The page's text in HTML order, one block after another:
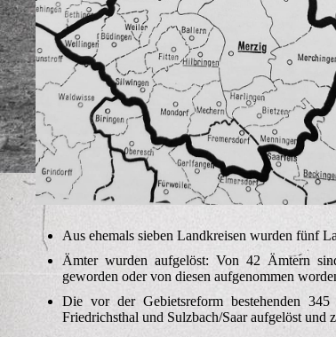
Aus ehemals sieben Landkreisen wurden fünf
Ämter wurden aufgelöst: Von 42 Ämtern
geworden oder von diesen aufgenommen
Die vor der Gebietsreform bestehenden
Friedrichsthal und Sulzbach/Saar aufgelöst und